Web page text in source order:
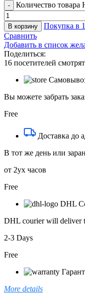
Количество
В корзину
Покупка в
Сравнить
Добавить в список
Поделиться:
16 посетителей
Вы можете забрать
Free
Доставка до
В тот же день или
от 2ух часов
Free
DHL
DHL courier will deliver
2-3 Days
Free
More details